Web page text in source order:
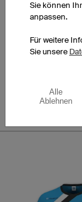
Sie können
anpassen.
Für weitere
Sie unsere
Alle
Ablehnen